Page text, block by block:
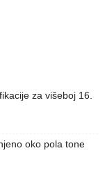
za višeboj 16.
oko pola tone